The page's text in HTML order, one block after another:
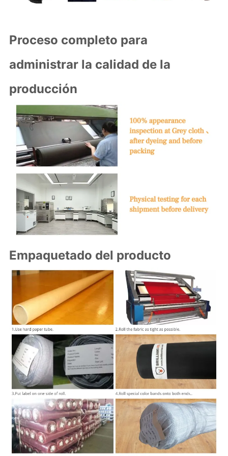
Proceso completo para
administrar la calidad de la
producción
Empaquetado del producto